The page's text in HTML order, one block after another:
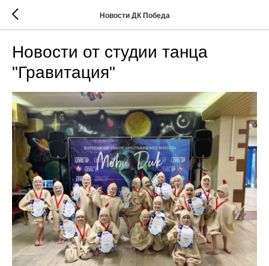
Новости ДК Победа
Новости от студии танца
"Гравитация"